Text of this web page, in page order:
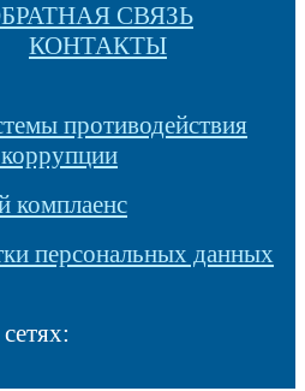
СВЯЗЬ
КОНТАКТЫ
противодействия
комплаенс
персональных данных